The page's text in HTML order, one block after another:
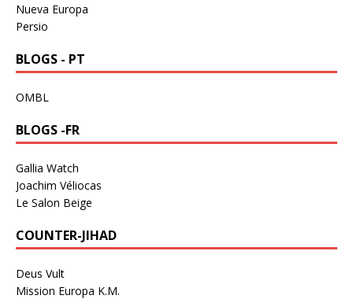
Nueva Europa
Persio
BLOGS - PT
OMBL
BLOGS -FR
Gallia Watch
Joachim Véliocas
Le Salon Beige
COUNTER-JIHAD
Deus Vult
Mission Europa K.M.